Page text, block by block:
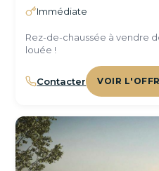
Immédiate
Rez-de-chaussée à vendre
louée !
Contacter VOIR